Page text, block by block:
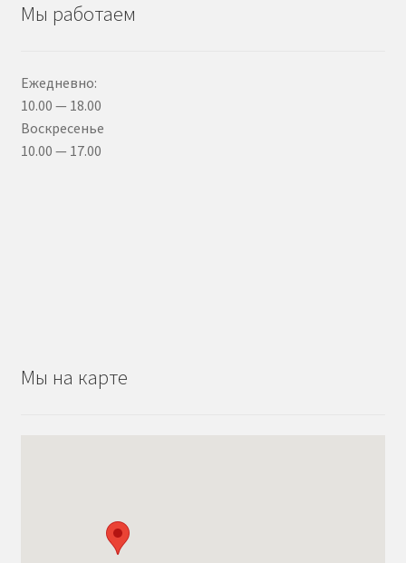
Мы работаем
Ежедневно:
10.00 — 18.00
Воскресенье
10.00 — 17.00
Мы на карте